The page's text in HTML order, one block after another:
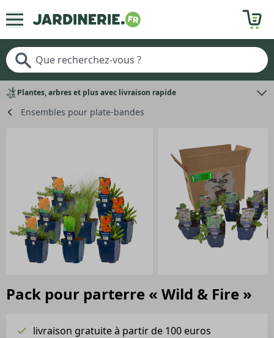
Plantes, arbres et plus avec livraison rapide
Ensembles pour plate-bandes
Pack pour parterre « Wild & Fire »
livraison gratuite à partir de 100 euros